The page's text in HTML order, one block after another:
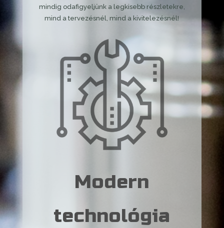
mindig odafigyeljünk a legkisebb részletekre,
mind a tervezésnél, mind a kivitelezésnél!
Modern
technológia